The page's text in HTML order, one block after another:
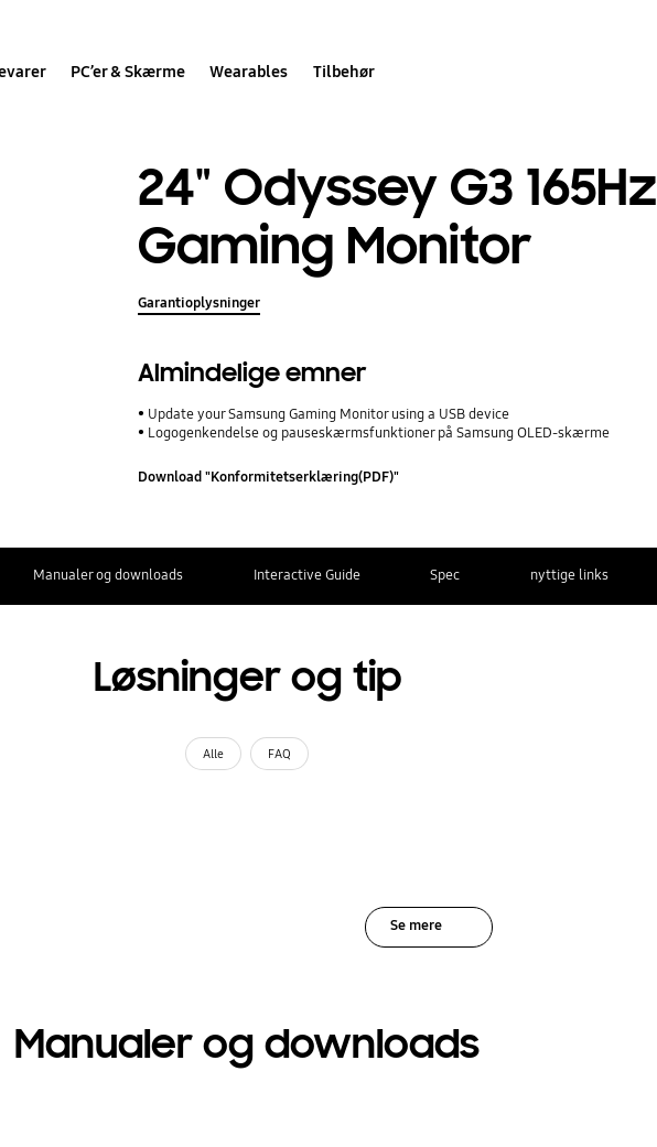
PC’er & Skærme Wearables Tilbehør
24" Odyssey G3 165Hz
Gaming Monitor
Garantioplysninger
Almindelige emner
Update your Samsung Gaming Monitor using a USB device
Logogenkendelse og pauseskærmsfunktioner på Samsung OLED-skærme
Download "Konformitetserklæring(PDF)"
Manualer og downloads Interactive Guide Spec nyttige links
Løsninger og tip
Alle FAQ
Se mere
Manualer og downloads